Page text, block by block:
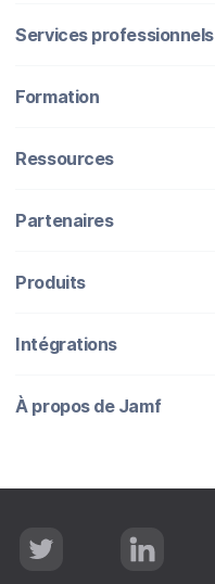
Services professionnels
Formation
Ressources
Partenaires
Produits
Intégrations
À propos de Jamf
T
w
L
i